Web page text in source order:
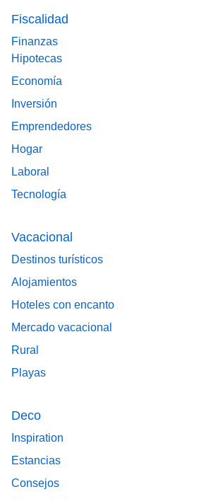
Fiscalidad
Finanzas
Hipotecas
Economía
Inversión
Emprendedores
Hogar
Laboral
Tecnología
Vacacional
Destinos turísticos
Alojamientos
Hoteles con encanto
Mercado vacacional
Rural
Playas
Deco
Inspiration
Estancias
Consejos